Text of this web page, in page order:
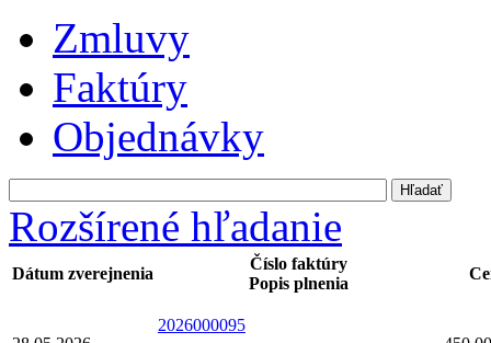
Zmluvy
Faktúry
Objednávky
Rozšírené hľadanie
Dátum zverejnenia
Číslo faktúry
Popis plnenia
2026000095